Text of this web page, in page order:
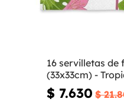
16 servilletas de
(33x33cm) -
$ 7.630 $